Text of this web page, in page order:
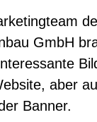
GmbH
aber
Banner.